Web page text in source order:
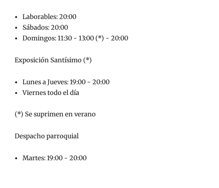
Laborables: 20:00
Sábados: 20:00
Domingos: 11:30 - 13:00 (*) - 20:00
Exposición Santísimo (*)
Lunes a Jueves: 19:00 - 20:00
Viernes todo el día
(*) Se suprimen en verano
Despacho parroquial
Martes: 19:00 - 20:00